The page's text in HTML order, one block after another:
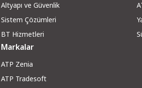
Altyapı ve Güvenlik
Sistem Çözümleri
BT Hizmetleri
Markalar
ATP Zenia
ATP Tradesoft